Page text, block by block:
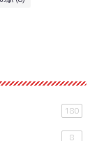
180
8